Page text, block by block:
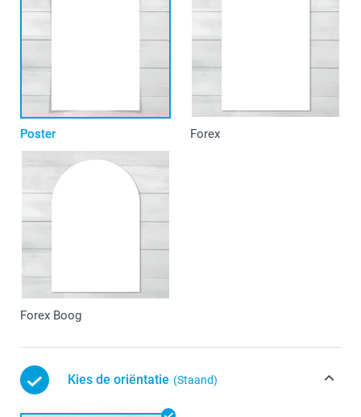
Poster Forex
Forex Boog
Kies de oriëntatie (Staand)